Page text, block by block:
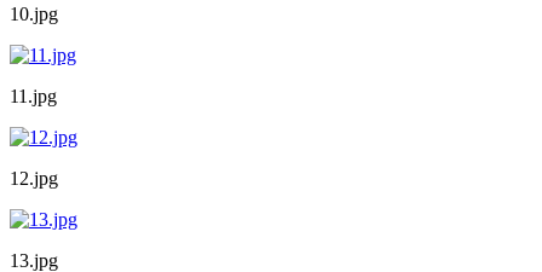
10.jpg
11.jpg
12.jpg
13.jpg